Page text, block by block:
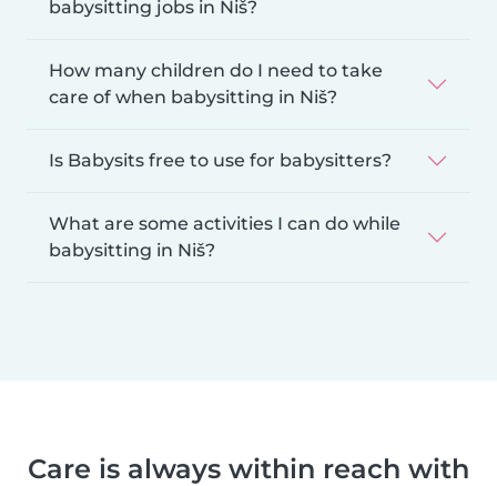
babysitting jobs in Niš?
How many children do I need to take
care of when babysitting in Niš?
Is Babysits free to use for babysitters?
What are some activities I can do while
babysitting in Niš?
Care is always within reach with